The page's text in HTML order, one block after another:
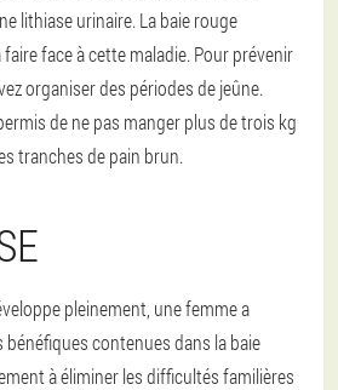
lithiase urinaire. La baie rouge
face à cette maladie. Pour prévenir
organiser des périodes de jeûne.
de ne pas manger plus de trois kg
tranches de pain brun.
pleinement, une femme a
contenues dans la baie
à éliminer les difficultés familières